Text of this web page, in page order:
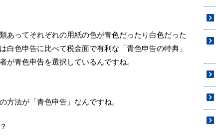
あってそれぞれの用紙の色が青色だったり白色だった
白色申告に比べて税金面で有利な「青色申告の特典」
が青色申告を選択しているんですね。
方法が「青色申告」なんですね。